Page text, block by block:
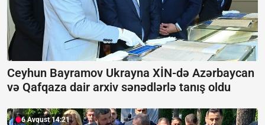
Ceyhun Bayramov Ukrayna XİN-də Azərbaycan
və Qafqaza dair arxiv sənədlərlə tanış oldu
6 Avqust 14:21